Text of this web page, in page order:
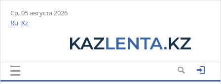
Ср, 05 августа 2026
Ru Kz